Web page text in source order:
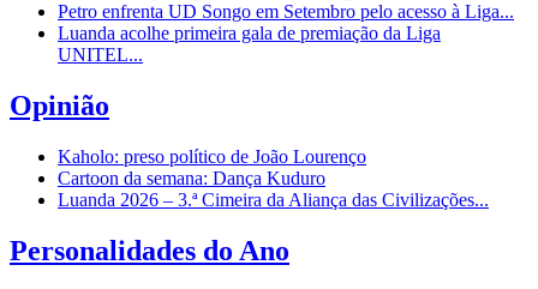
Petro enfrenta UD Songo em Setembro pelo acesso à Liga...
Luanda acolhe primeira gala de premiação da Liga
UNITEL...
Opinião
Kaholo: preso político de João Lourenço
Cartoon da semana: Dança Kuduro
Luanda 2026 – 3.ª Cimeira da Aliança das Civilizações...
Personalidades do Ano